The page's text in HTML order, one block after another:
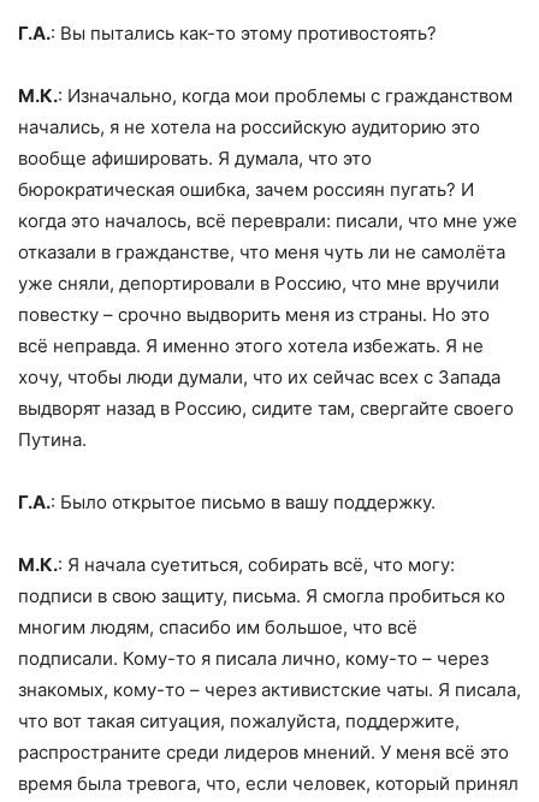
Г.А.: Вы пытались как-то этому противостоять?
М.К.: Изначально, когда мои проблемы с гражданством
начались, я не хотела на российскую аудиторию это
вообще афишировать. Я думала, что это
бюрократическая ошибка, зачем россиян пугать? И
когда это началось, всё переврали: писали, что мне уже
отказали в гражданстве, что меня чуть ли не самолёта
уже сняли, депортировали в Россию, что мне вручили
повестку – срочно выдворить меня из страны. Но это
всё неправда. Я именно этого хотела избежать. Я не
хочу, чтобы люди думали, что их сейчас всех с Запада
выдворят назад в Россию, сидите там, свергайте своего
Путина.
Г.А.: Было открытое письмо в вашу поддержку.
М.К.: Я начала суетиться, собирать всё, что могу:
подписи в свою защиту, письма. Я смогла пробиться ко
многим людям, спасибо им большое, что всё
подписали. Кому-то я писала лично, кому-то – через
знакомых, кому-то – через активистские чаты. Я писала,
что вот такая ситуация, пожалуйста, поддержите,
распространите среди лидеров мнений. У меня всё это
время была тревога, что, если человек, который принял